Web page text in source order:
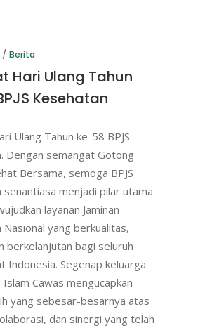
Berita
Hari Ulang Tahun
Kesehatan
Ulang Tahun ke-58 BPJS
Dengan semangat Gotong
Bersama, semoga BPJS
senantiasa menjadi pilar utama
layanan Jaminan
Nasional yang berkualitas,
berkelanjutan bagi seluruh
Indonesia. Segenap keluarga
Islam Cawas mengucapkan
yang sebesar-besarnya atas
dan sinergi yang telah